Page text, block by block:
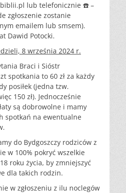
lub telefonicznie ☎️ –
zgłoszenie zostanie
emailem lub smsem).
Dawid Potocki.
8 września 2024 r.
Braci i Sióstr
spotkania to 60 zł za każdy
posiłek (jedna tzw.
150 zł). Jednocześnie
są dobrowolne i mamy
spotkań na ewentualne
do Bydgoszczy rodziców z
w 100% pokryć wszelkie
roku życia, by zmniejszyć
dla takich rodzin.
w zgłoszeniu z ilu noclegów